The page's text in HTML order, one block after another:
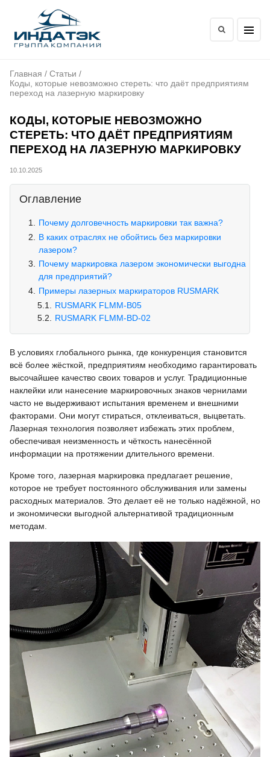
Главная / Статьи /
Коды, которые невозможно стереть: что даёт предприятиям
переход на лазерную маркировку
КОДЫ, КОТОРЫЕ НЕВОЗМОЖНО
СТЕРЕТЬ: ЧТО ДАЁТ ПРЕДПРИЯТИЯМ
ПЕРЕХОД НА ЛАЗЕРНУЮ МАРКИРОВКУ
10.10.2025
Оглавление
Почему долговечность маркировки так важна?
В каких отраслях не обойтись без маркировки
лазером?
Почему маркировка лазером экономически выгодна
для предприятий?
Примеры лазерных маркираторов RUSMARK
RUSMARK FLMM-B05
RUSMARK FLMM-BD-02
В условиях глобального рынка, где конкуренция становится
всё более жёсткой, предприятиям необходимо гарантировать
высочайшее качество своих товаров и услуг. Традиционные
наклейки или нанесение маркировочных знаков чернилами
часто не выдерживают испытания временем и внешними
факторами. Они могут стираться, отклеиваться, выцветать.
Лазерная технология позволяет избежать этих проблем,
обеспечивая неизменность и чёткость нанесённой
информации на протяжении длительного времени.
Кроме того, лазерная маркировка предлагает решение,
которое не требует постоянного обслуживания или замены
расходных материалов. Это делает её не только надёжной, но
и экономически выгодной альтернативой традиционным
методам.